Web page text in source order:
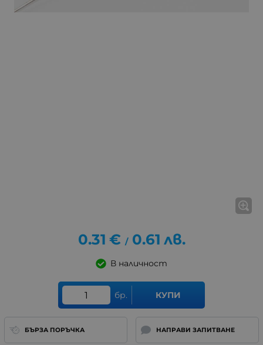
0.31 € / 0.61 лв.
В наличност
бр. КУПИ
БЪРЗА ПОРЪЧКА НАПРАВИ ЗАПИТВАНЕ